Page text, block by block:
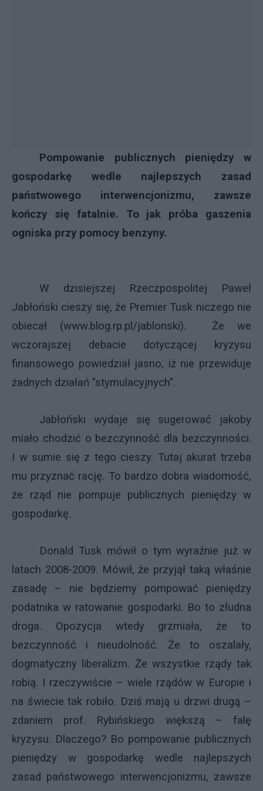
Pompowanie publicznych pieniędzy w
gospodarkę wedle najlepszych zasad
państwowego interwencjonizmu, zawsze
kończy się fatalnie. To jak próba gaszenia
ogniska przy pomocy benzyny.
W dzisiejszej Rzeczpospolitej Paweł
Jabłoński cieszy się, że Premier Tusk niczego nie
obiecał (www.blog.rp.pl/jablonski). Że we
wczorajszej debacie dotyczącej kryzysu
finansowego powiedział jasno, iż nie przewiduje
żadnych działań "stymulacyjnych".
Jabłoński wydaje się sugerować jakoby
miało chodzić o bezczynność dla bezczynności.
I w sumie się z tego cieszy. Tutaj akurat trzeba
mu przyznać rację. To bardzo dobra wiadomość,
że rząd nie pompuje publicznych pieniędzy w
gospodarkę.
Donald Tusk mówił o tym wyraźnie już w
latach 2008-2009. Mówił, że przyjął taką właśnie
zasadę – nie będziemy pompować pieniędzy
podatnika w ratowanie gospodarki. Bo to złudna
droga. Opozycja wtedy grzmiała, że to
bezczynność i nieudolność. Że to oszalały,
dogmatyczny liberalizm. Że wszystkie rządy tak
robią. I rzeczywiście – wiele rządów w Europie i
na świecie tak robiło. Dziś mają u drzwi drugą –
zdaniem prof. Rybińskiego większą – falę
kryzysu. Dlaczego? Bo pompowanie publicznych
pieniędzy w gospodarkę wedle najlepszych
zasad państwowego interwencjonizmu, zawsze